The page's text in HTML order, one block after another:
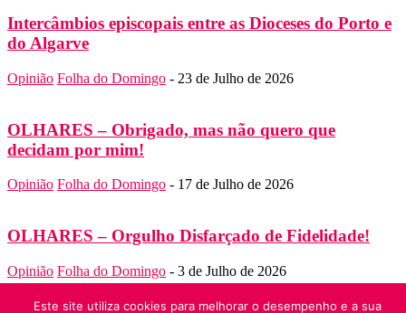
Intercâmbios episcopais entre as Dioceses do Porto e
do Algarve
Opinião Folha do Domingo - 23 de Julho de 2026
OLHARES – Obrigado, mas não quero que
decidam por mim!
Opinião Folha do Domingo - 17 de Julho de 2026
OLHARES – Orgulho Disfarçado de Fidelidade!
Opinião Folha do Domingo - 3 de Julho de 2026
SOBRE NÓS
Este site utiliza cookies para melhorar o desempenho e a sua